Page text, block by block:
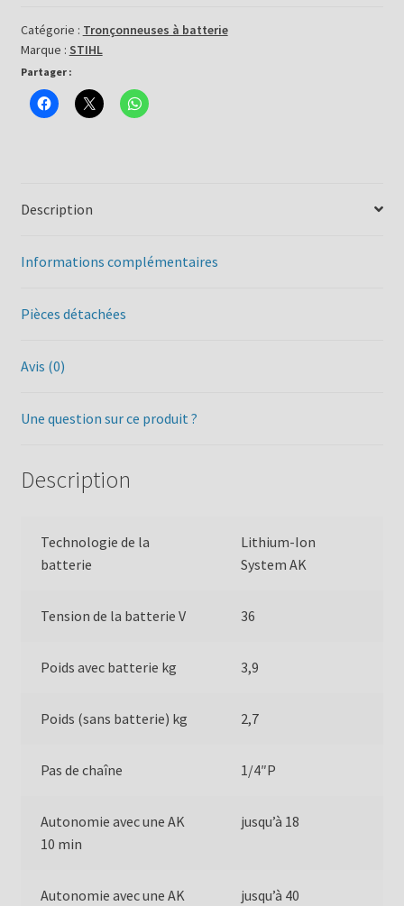
Catégorie : Tronçonneuses à batterie
Marque : STIHL
Partager :
Description
Informations complémentaires
Pièces détachées
Avis (0)
Une question sur ce produit ?
Description
Technologie de la
batterie
Lithium-Ion
System AK
Tension de la batterie V 36
Poids avec batterie kg 3,9
Poids (sans batterie) kg 2,7
Pas de chaîne 1/4″P
Autonomie avec une AK
10 min
jusqu’à 18
Autonomie avec une AK
jusqu’à 40